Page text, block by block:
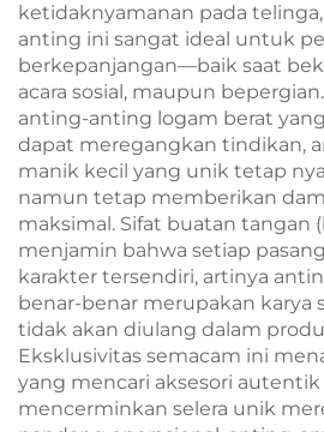
ketidaknyamanan pada
anting ini sangat ideal untuk
berkepanjangan—baik saat
acara sosial, maupun
anting-anting logam berat
dapat meregangkan tindikan,
manik kecil yang unik tetap
namun tetap memberikan
maksimal. Sifat buatan tangan
menjamin bahwa setiap
karakter tersendiri, artinya
benar-benar merupakan karya
tidak akan diulang dalam
Eksklusivitas semacam ini
yang mencari aksesori
mencerminkan selera unik